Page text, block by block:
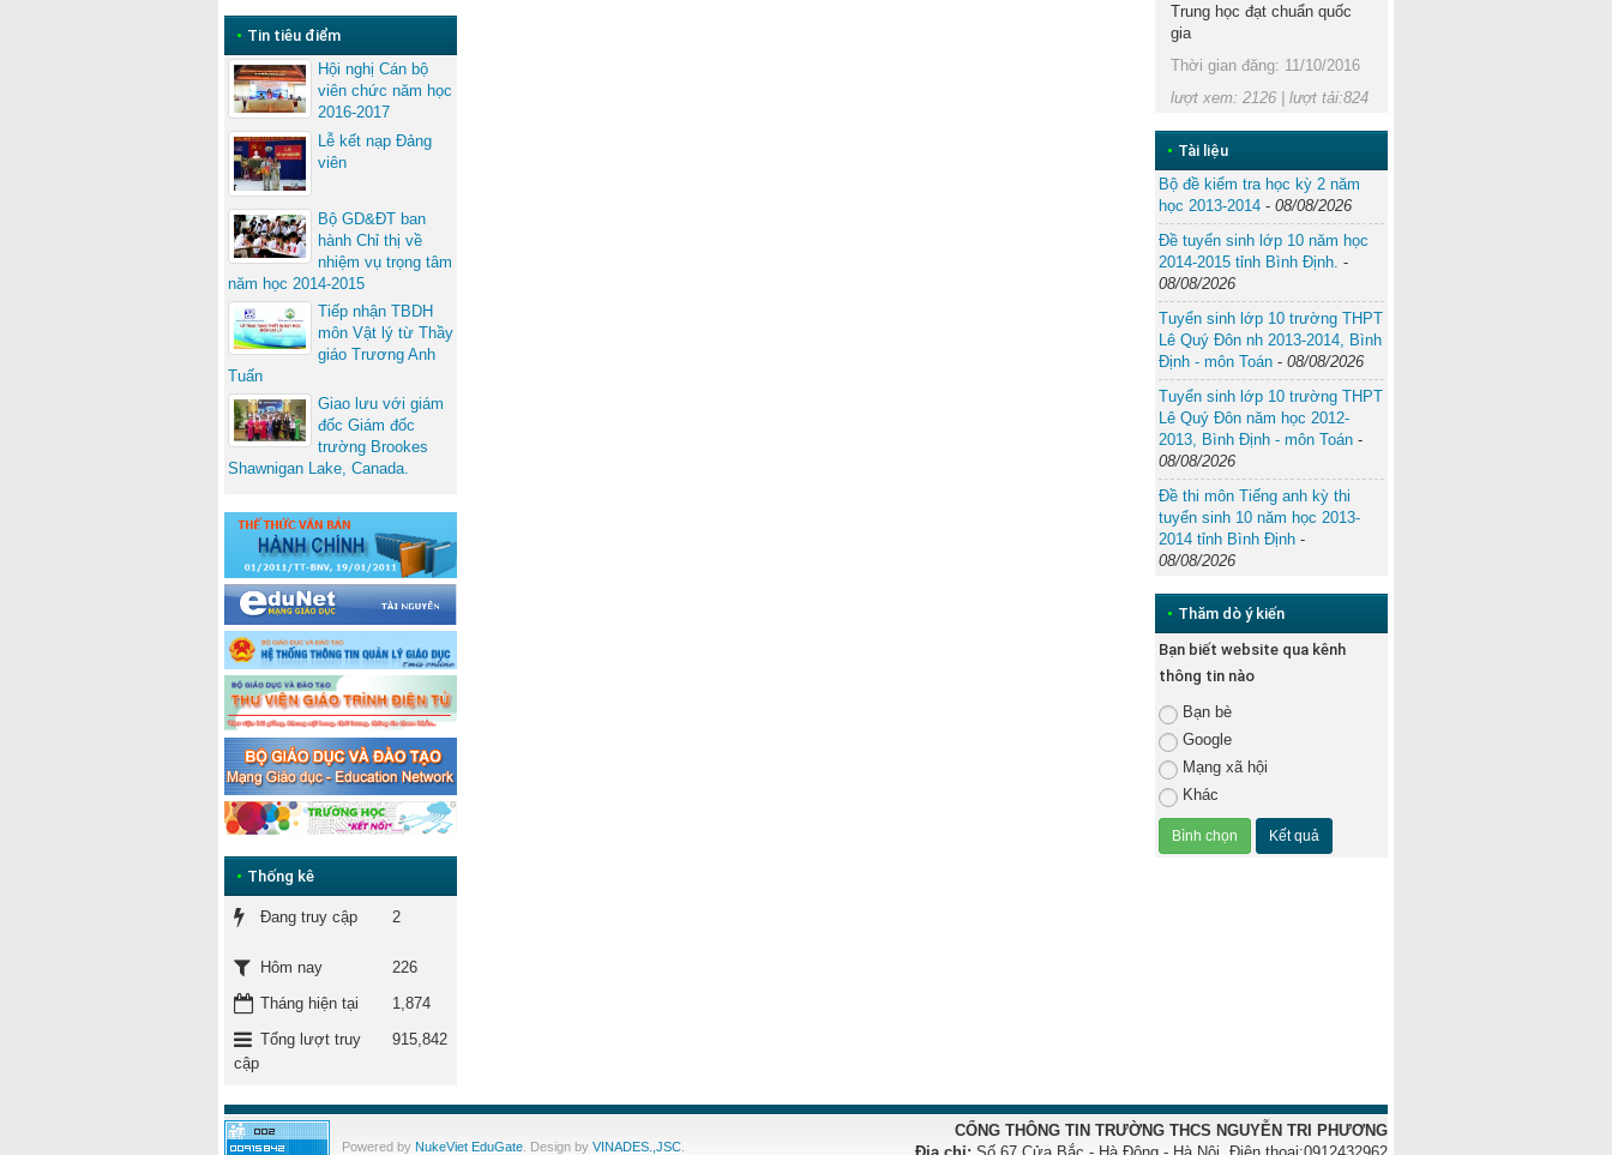
Trung học đạt chuẩn quốc
gia
Thời gian đăng: 11/10/2016
lượt xem: 2126 | lượt tải:824
• Tài liệu
Bộ đề kiểm tra học kỳ 2 năm
học 2013-2014- 08/08/2026
Đề tuyển sinh lớp 10 năm học
2014-2015 tỉnh Bình Định. -
08/08/2026
Tuyển sinh lớp 10 trường THPT
Lê Quý Đôn nh 2013-2014, Bình
Định - môn Toán- 08/08/2026
Tuyển sinh lớp 10 trường THPT
Lê Quý Đôn năm học 2012-
2013, Bình Định - môn Toán-
08/08/2026
Đề thi môn Tiếng anh kỳ thi
tuyển sinh 10 năm học 2013-
2014 tỉnh Bình Định-
08/08/2026
• Thăm dò ý kiến
Bạn biết website qua kênh
thông tin nào
Bạn bè
Google
Mạng xã hội
Khác
• Tin tiêu điểm
Hội nghị Cán bộ
viên chức năm học
2016-2017
Lễ kết nạp Đảng
viên
Bộ GD&ĐT ban
hành Chỉ thị về
nhiệm vụ trọng tâm
năm học 2014-2015
Tiếp nhận TBDH
môn Vật lý từ Thầy
giáo Trương Anh
Tuấn
Giao lưu với giám
đốc Giám đốc
trường Brookes
Shawnigan Lake, Canada.
• Thống kê
Đang truy cập 2
Hôm nay
226
Tháng hiện tại
1,874
Tổng lượt truy
cập
915,842
Powered by NukeViet EduGate . Design by VINADES.,JSC
CỔNG THÔNG TIN TRƯỜNG THCS NGUYỄN TRI PHƯƠNG